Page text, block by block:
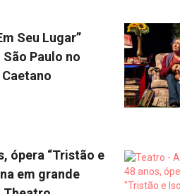
Seu Lugar”
Paulo no
ópera “Tristão e
em grande